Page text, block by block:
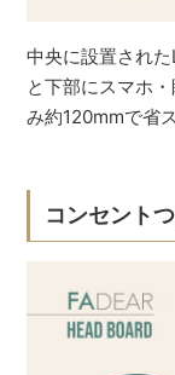
中央に設置され
と下部にスマホ
み約120mmで省
コンセント